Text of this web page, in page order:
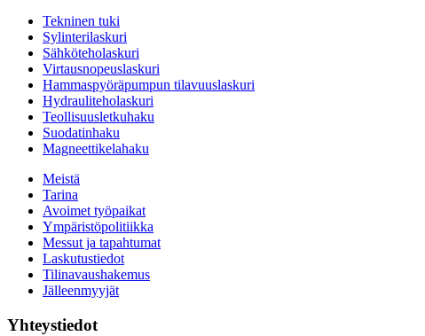
Tekninen tuki
Sylinterilaskuri
Sähköteholaskuri
Virtausnopeuslaskuri
Hammaspyöräpumpun tilavuuslaskuri
Hydrauliteholaskuri
Teollisuusletkuhaku
Suodatinhaku
Magneettikelahaku
Meistä
Tarina
Avoimet työpaikat
Ympäristöpolitiikka
Messut ja tapahtumat
Laskutustiedot
Tilinavaushakemus
Jälleenmyyjät
Yhteystiedot